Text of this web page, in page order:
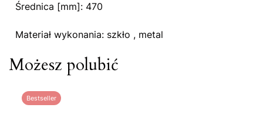
Średnica [mm]: 470
Materiał wykonania: szkło , metal
Możesz polubić
Bestseller